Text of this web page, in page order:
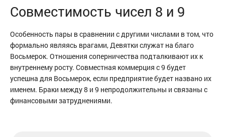
Совместимость чисел 8 и 9
Особенность пары в сравнении с другими числами в том, что
формально являясь врагами, Девятки служат на благо
Восьмерок. Отношения соперничества подталкивают их к
внутреннему росту. Совместная коммерция с 9 будет
успешна для Восьмерок, если предприятие будет названо их
именем. Браки между 8 и 9 непродолжительны и связаны с
финансовыми затруднениями.